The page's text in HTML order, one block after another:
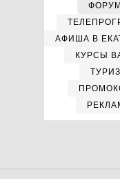
АФИША В
КУРСЫ